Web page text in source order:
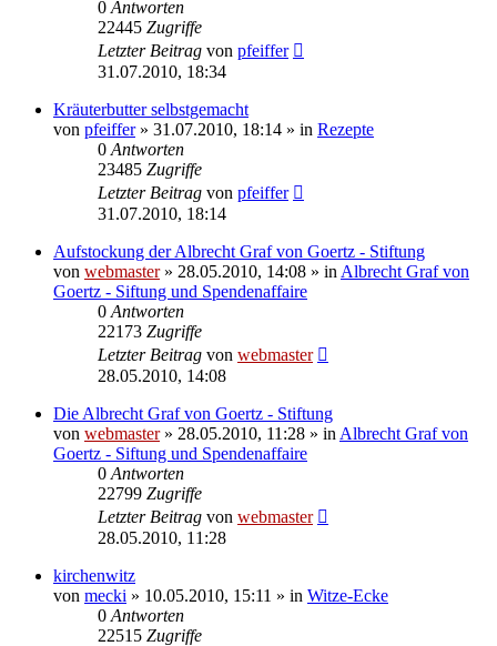
0 Antworten
22445 Zugriffe
Letzter Beitrag von pfeiffer
31.07.2010, 18:34
Kräuterbutter selbstgemacht
von pfeiffer» 31.07.2010, 18:14 » in Rezepte
0 Antworten
23485 Zugriffe
Letzter Beitrag von pfeiffer
31.07.2010, 18:14
Aufstockung der Albrecht Graf von Goertz - Stiftung
von webmaster» 28.05.2010, 14:08 » in Albrecht Graf von
Goertz - Siftung und Spendenaffaire
0 Antworten
22173 Zugriffe
Letzter Beitrag von webmaster
28.05.2010, 14:08
Die Albrecht Graf von Goertz - Stiftung
von webmaster» 28.05.2010, 11:28 » in Albrecht Graf von
Goertz - Siftung und Spendenaffaire
0 Antworten
22799 Zugriffe
Letzter Beitrag von webmaster
28.05.2010, 11:28
kirchenwitz
von mecki » 10.05.2010, 15:11 » in Witze-Ecke
0 Antworten
22515 Zugriffe